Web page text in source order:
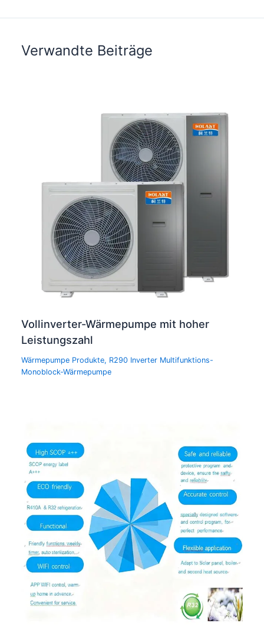
Verwandte Beiträge
Vollinverter-Wärmepumpe mit hoher
Leistungszahl
Wärmepumpe Produkte, R290 Inverter Multifunktions-
Monoblock-Wärmepumpe